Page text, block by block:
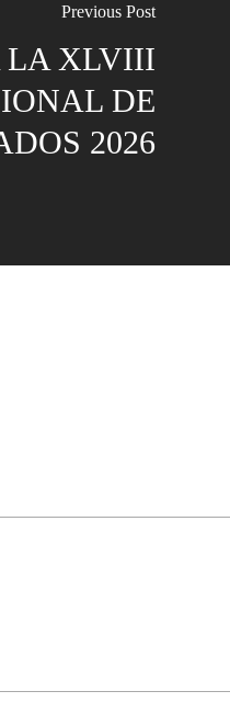
Previous Post
LA XLVIII
DE
2026